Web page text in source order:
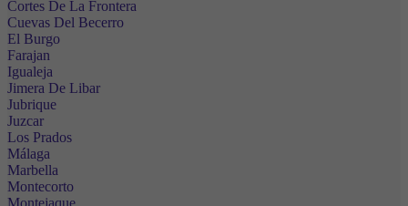
Cortes De La Frontera
Cuevas Del Becerro
El Burgo
Farajan
Igualeja
Jimera De Libar
Jubrique
Juzcar
Los Prados
Málaga
Marbella
Montecorto
Montejaque